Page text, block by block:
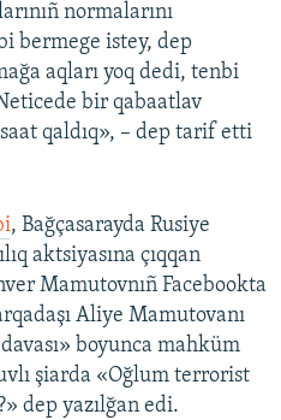
normalarını
bermege istey, dep
aqları yoq dedi, tenbi
bir qabaatlav
qaldıq», – dep tarif etti
, Bağçasarayda Rusiye
aktsiyasına çıqqan
Mamutovnıñ Facebookta
Aliye Mamutovanı
boyunca mahküm
şiarda «Oğlum terrorist
dep yazılğan edi.